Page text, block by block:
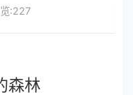
:227
森林